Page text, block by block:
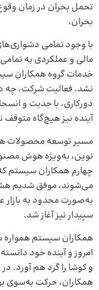
تحمل بحران در زمان
بحران.
با وجود تمامی
مالی و عملکردی به
خدمات گروه همکاران
نشد. فعالیت شرکت، چه
دورکاری، با جدیت و
آینده نیز هیچ‌گاه
مسیر توسعه محصولات
نوین، به‌ویژه هوش
چهارم همکاران سیستم که
می‌شوند، موفق شدیم
به‌صورت محدود به
سپیدار نیز آغاز شد.
همکاران سیستم همواره
امروز و آینده خود
و کوشا را گرد هم آورد.
همکاران، حرکت به‌سوی